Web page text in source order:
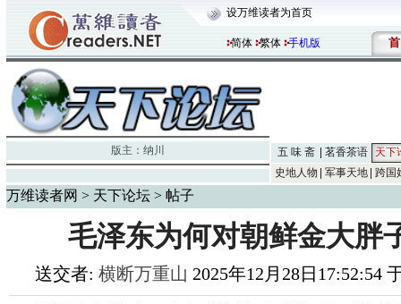
设万维读者为首页
简体 繁体 手机版 首
版主： 纳川 五 味 斋 茗香茶语
天下
史地人物
军事天地 跨国
万维读者网 > 天下论坛 > 帖子
毛泽东为何对朝鲜金大胖
送交者: 横断万重山 2025年12月28日17:52:54